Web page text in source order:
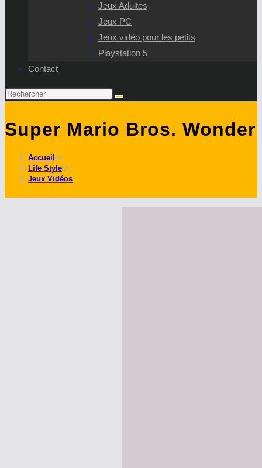
Jeux Adultes
Jeux PC
Jeux vidéo pour les petits
Playstation 5
Contact
Rechercher
ce
Super Mario Bros.
Accueil ->
Life Style->
Jeux Vidéos